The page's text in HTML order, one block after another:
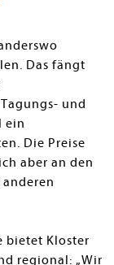
Das fängt
und
ein
Die Preise
aber an den
bietet Kloster
regional: „Wir